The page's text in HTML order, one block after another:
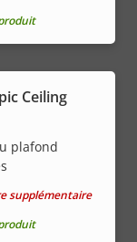
Ceiling
plafond
supplémentaire